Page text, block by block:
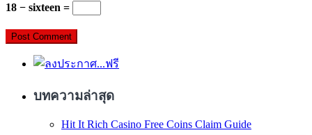
18 − sixteen =
บทความล่าสุด
Hit It Rich Casino Free Coins Claim Guide